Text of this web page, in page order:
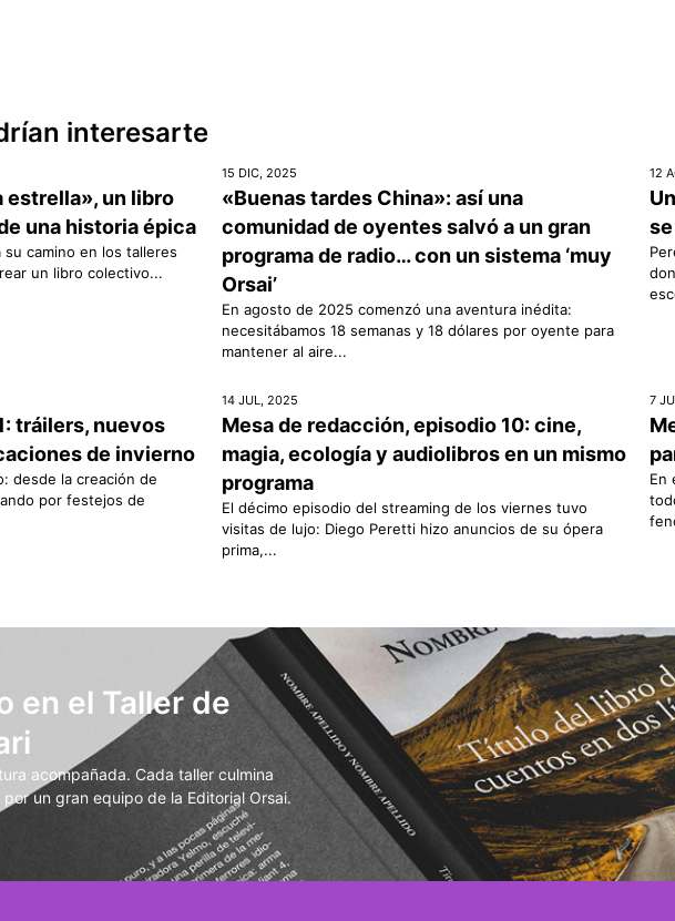
interesarte
estrella», un libro
una historia épica
camino en los talleres
un libro colectivo...
15 DIC, 2025
«Buenas tardes China»: así una
comunidad de oyentes salvó a un gran
programa de radio… con un sistema ‘muy
Orsai’
En agosto de 2025 comenzó una aventura inédita:
necesitábamos 18 semanas y 18 dólares por oyente para
mantener al aire...
12
tráilers, nuevos
de invierno
desde la creación de
por festejos de
14 JUL, 2025
Mesa de redacción, episodio 10: cine,
magia, ecología y audiolibros en un mismo
programa
El décimo episodio del streaming de los viernes tuvo
visitas de lujo: Diego Peretti hizo anuncios de su ópera
prima,...
7
En
en el Taller de
acompañada. Cada taller culmina
un gran equipo de la Editorial Orsai.